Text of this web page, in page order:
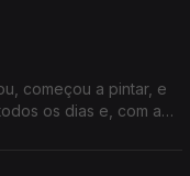
começou a pintar, e
os dias e, com a